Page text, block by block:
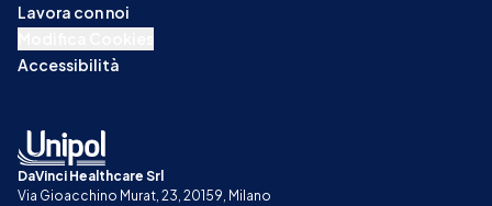
Lavora con noi
Accessibilità
DaVinci Healthcare Srl
Via Gioacchino Murat, 23, 20159, Milano